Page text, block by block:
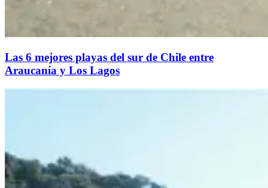
Las 6 mejores playas del sur de Chile entre
Araucanía y Los Lagos